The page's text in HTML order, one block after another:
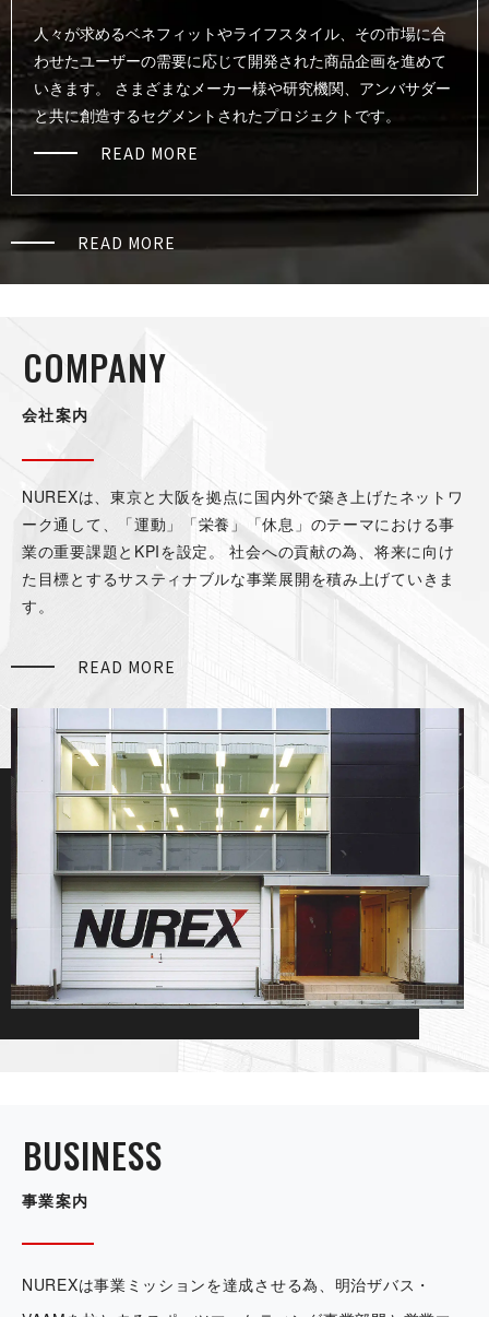
人々が求めるベネフィットやライフスタイル、その市場に合
わせたユーザーの需要に応じて開発された商品企画を進めて
いきます。 さまざまなメーカー様や研究機関、アンバサダー
と共に創造するセグメントされたプロジェクトです。
READ MORE
READ MORE
COM P A N Y
会 社 案 内
NUREXは、東京と大阪を拠点に国内外で築き上げたネットワ
ーク通して、「運動」「栄養」「休息」のテーマにおける事
業の重要課題とKPIを設定。 社会への貢献の為、将来に向け
た目標とするサスティナブルな事業展開を積み上げていきま
す。
READ MORE
BUSI N E S S
事 業 案 内
NUREXは事業ミッションを達成させる為、明治ザバス・